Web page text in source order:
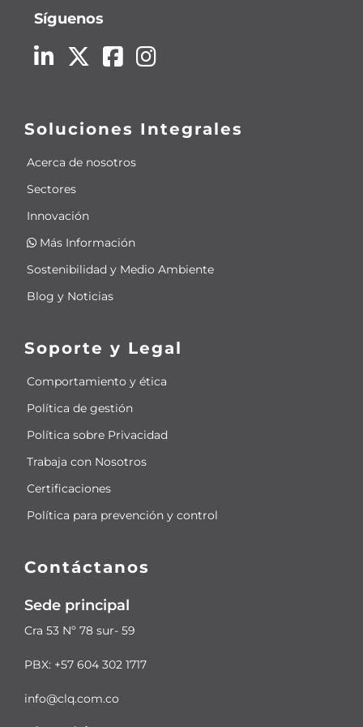
Síguenos
Soluciones Integrales
Acerca de nosotros
Sectores
Innovación
Más Información
Sostenibilidad y Medio Ambiente
Blog y Noticias
Soporte y Legal
Comportamiento y ética
Política de gestión
Política sobre Privacidad
Trabaja con Nosotros
Certificaciones
Política para prevención y control
Contáctanos
Sede principal
Cra 53 Nº 78 sur- 59
PBX: +57 604 302 1717
info@clq.com.co